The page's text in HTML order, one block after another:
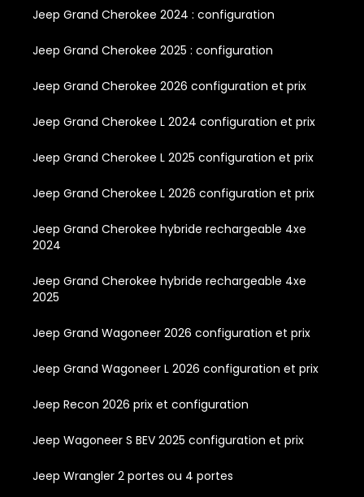
Jeep Grand Cherokee 2024 : configuration
Jeep Grand Cherokee 2025 : configuration
Jeep Grand Cherokee 2026 configuration et prix
Jeep Grand Cherokee L 2024 configuration et prix
Jeep Grand Cherokee L 2025 configuration et prix
Jeep Grand Cherokee L 2026 configuration et prix
Jeep Grand Cherokee hybride rechargeable 4xe
2024
Jeep Grand Cherokee hybride rechargeable 4xe
2025
Jeep Grand Wagoneer 2026 configuration et prix
Jeep Grand Wagoneer L 2026 configuration et prix
Jeep Recon 2026 prix et configuration
Jeep Wagoneer S BEV 2025 configuration et prix
Jeep Wrangler 2 portes ou 4 portes